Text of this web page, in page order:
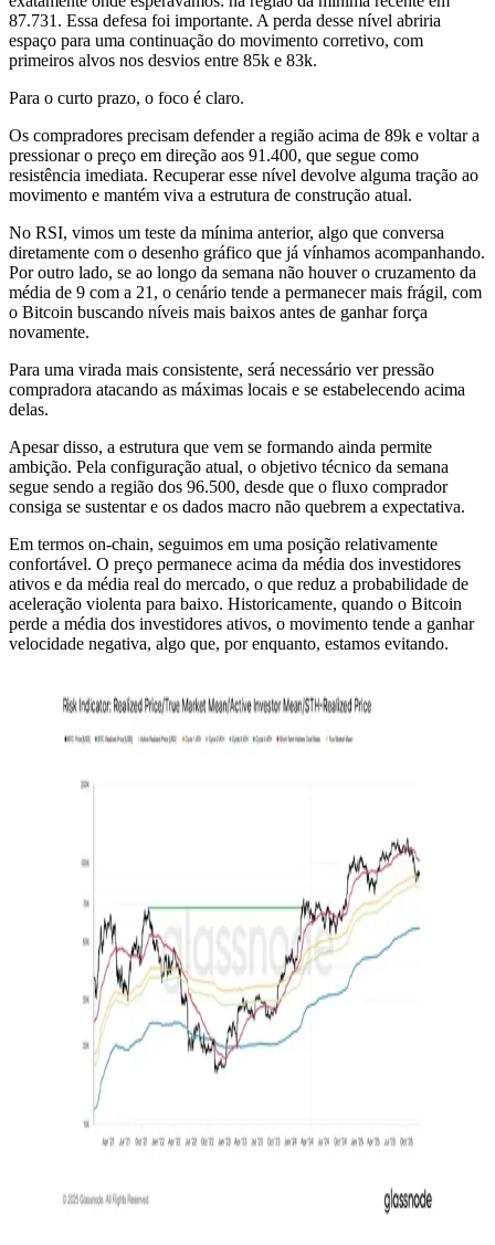
87.731. Essa defesa foi importante. A perda desse nível abriria
espaço para uma continuação do movimento corretivo, com
primeiros alvos nos desvios entre 85k e 83k.
Para o curto prazo, o foco é claro.
Os compradores precisam defender a região acima de 89k e voltar a
pressionar o preço em direção aos 91.400, que segue como
resistência imediata. Recuperar esse nível devolve alguma tração ao
movimento e mantém viva a estrutura de construção atual.
No RSI, vimos um teste da mínima anterior, algo que conversa
diretamente com o desenho gráfico que já vínhamos acompanhando.
Por outro lado, se ao longo da semana não houver o cruzamento da
média de 9 com a 21, o cenário tende a permanecer mais frágil, com
o Bitcoin buscando níveis mais baixos antes de ganhar força
novamente.
Para uma virada mais consistente, será necessário ver pressão
compradora atacando as máximas locais e se estabelecendo acima
delas.
Apesar disso, a estrutura que vem se formando ainda permite
ambição. Pela configuração atual, o objetivo técnico da semana
segue sendo a região dos 96.500, desde que o fluxo comprador
consiga se sustentar e os dados macro não quebrem a expectativa.
Em termos on-chain, seguimos em uma posição relativamente
confortável. O preço permanece acima da média dos investidores
ativos e da média real do mercado, o que reduz a probabilidade de
aceleração violenta para baixo. Historicamente, quando o Bitcoin
perde a média dos investidores ativos, o movimento tende a ganhar
velocidade negativa, algo que, por enquanto, estamos evitando.